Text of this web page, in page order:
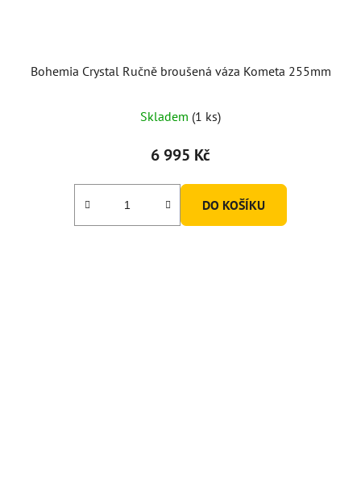
Bohemia Crystal Ručně broušená váza Kometa 255mm
Skladem (1 ks)
6 995 Kč
DO KOŠÍKU